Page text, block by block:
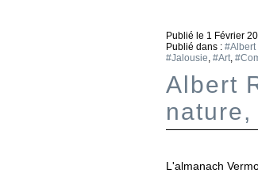
Publié le 1 Février
Publié dans :
#Jalousie, #Art,
Albert
L'almanach